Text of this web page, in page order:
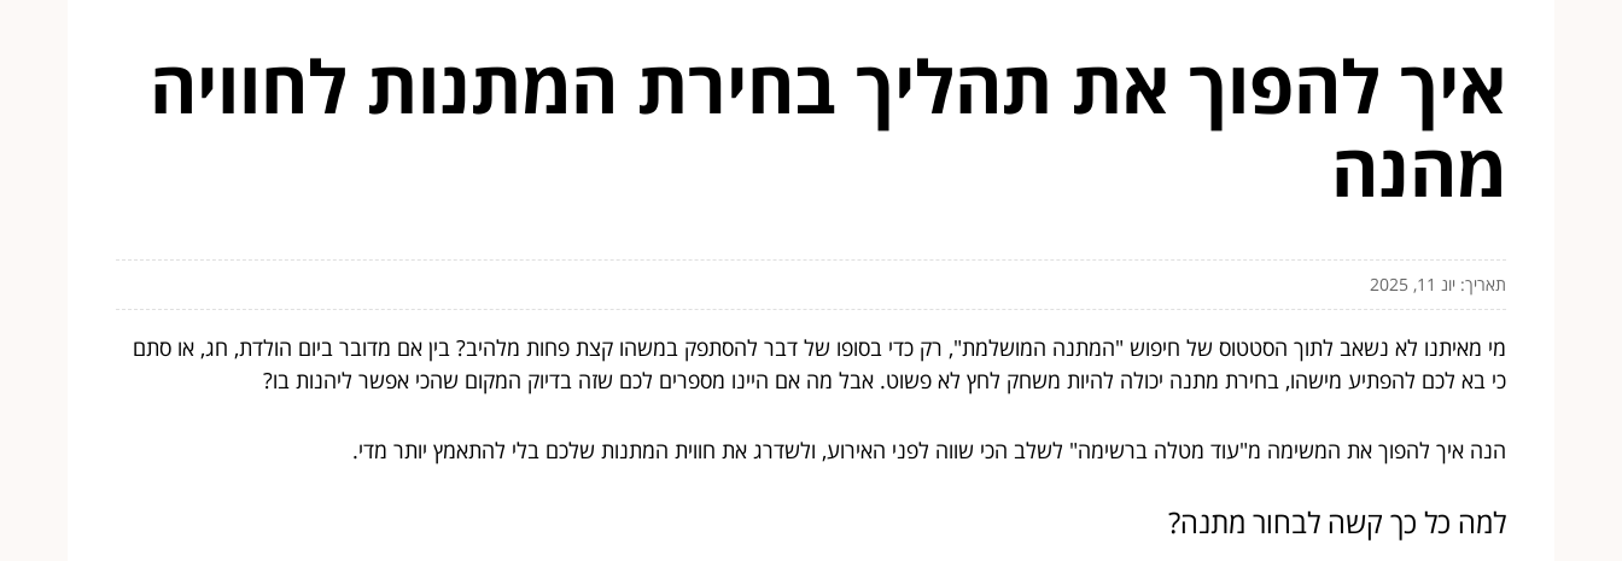
איך להפוך את תהליך בחירת המתנות לחוויה
מהנה
תאריך: יונ 11, 2025
מי מאיתנו לא נשאב לתוך הסטטוס של חיפוש "המתנה המושלמת", רק כדי בסופו של דבר להסתפק במשהו קצת פחות מלהיב? בין אם מדובר ביום הולדת, חג, או סתם
כי בא לכם להפתיע מישהו, בחירת מתנה יכולה להיות משחק לחץ לא פשוט. אבל מה אם היינו מספרים לכם שזה בדיוק המקום שהכי אפשר ליהנות בו?
הנה איך להפוך את המשימה מ"עוד מטלה ברשימה" לשלב הכי שווה לפני האירוע, ולשדרג את חווית המתנות שלכם בלי להתאמץ יותר מדי.
למה כל כך קשה לבחור מתנה?